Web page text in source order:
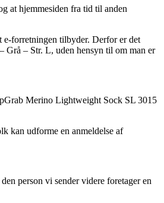
at hjemmesiden fra tid til anden
e-forretningen tilbyder. Derfor er det
– Str. L, uden hensyn til om man er
Merino Lightweight Sock SL 3015
kan udforme en anmeldelse af
person vi sender videre foretager en